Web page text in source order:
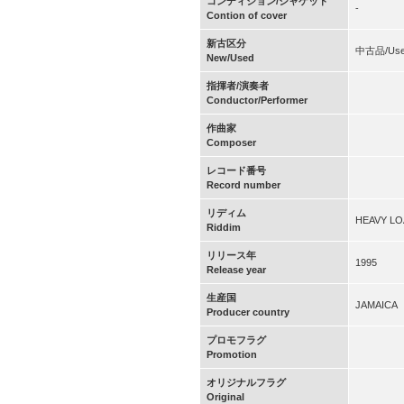
Contion of cover
-
新古区分
New/Used
中古品/
指揮者/演奏者
Conductor/Performer
作曲家
Composer
レコード番号
Record number
リディム
Riddim
HEAVY
リリース年
Release year
1995
生産国
Producer country
JAMAICA
プロモフラグ
Promotion
オリジナルフラグ
Original